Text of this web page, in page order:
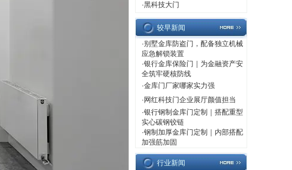
·黑科技大门
较早新闻
·别墅金库防盗门，配备独立机械
应急解锁装置
·银行金库保险门｜为金融资产安
全筑牢硬核防线
·金库门厂家哪家实力强
· 网红科技门企业展厅颜值担当
·银行钢制金库门定制｜搭配重型
实心碳钢铰链
·钢制加厚金库门定制｜内部搭配
加强筋加固
行业新闻